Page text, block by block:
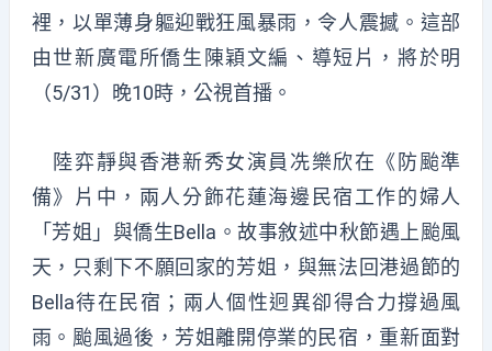
裡，以單薄身軀迎戰狂風暴雨，令人震撼。這部
由世新廣電所僑生陳穎文編、導短片，將於明
（5/31）晚10時，公視首播。
陸弈靜與香港新秀女演員冼樂欣在《防颱準
備》片中，兩人分飾花蓮海邊民宿工作的婦人
「芳姐」與僑生Bella。故事敘述中秋節遇上颱風
天，只剩下不願回家的芳姐，與無法回港過節的
Bella待在民宿；兩人個性迥異卻得合力撐過風
雨。颱風過後，芳姐離開停業的民宿，重新面對